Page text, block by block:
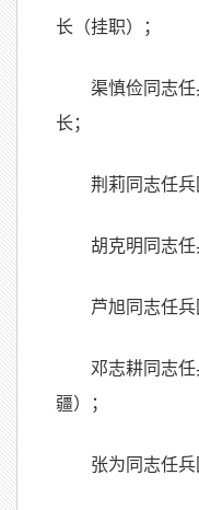
长（挂职）；
渠慎俭同志
长；
荆莉同志任兵
胡克明同志任
芦旭同志任兵
邓志耕同志
疆）；
张为同志任兵